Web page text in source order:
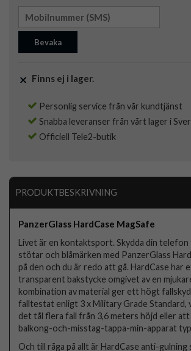
Bevaka
Finns ej i lager.
Personlig service från vår kundtjänst
Snabba leveranser från vårt lager i
Officiell Tele2-butik
PRODUKTBESKRIVNING
PanzerGlass HardCase MagSafe
Livet är en kontaktsport. Skydda din telefon
stötar och blåmärken med PanzerGlass
på den och du är redo att gå. HardCase har
transparent bakstycke omgivet av en
kombination av material ger ett högt
falltestat enligt 3 x Military Grade Standard,
det tål flera fall från 3,6 meters höjd eller
balkong-och-misstag-tappa-min-apparat
Och till råga på allt är HardCase anti-gulning